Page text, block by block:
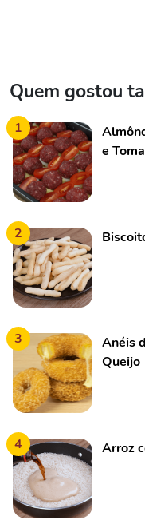
Quem gostou
1
e
2
3
Anéis
Queijo
4 Arroz